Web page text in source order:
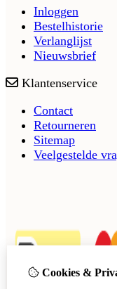
Inloggen
Bestelhistorie
Verlanglijst
Nieuwsbrief
Klantenservice
Contact
Retourneren
Sitemap
Veelgestelde
Cookies &